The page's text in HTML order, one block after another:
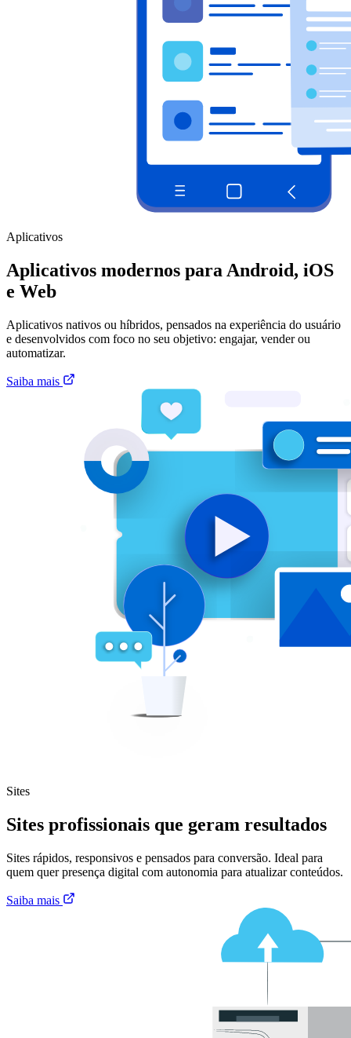
Aplicativos
Aplicativos modernos para Android, iOS
e Web
Aplicativos nativos ou híbridos, pensados na experiência do usuário
e desenvolvidos com foco no seu objetivo: engajar, vender ou
automatizar.
Saiba mais
Sites
Sites profissionais que geram resultados
Sites rápidos, responsivos e pensados para conversão. Ideal para
quem quer presença digital com autonomia para atualizar conteúdos.
Saiba mais